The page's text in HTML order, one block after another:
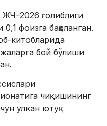
ғолиблиги
фоизга баҳоланган.
китобларида
бой бўлиши
чиқишининг
улкан ютуқ